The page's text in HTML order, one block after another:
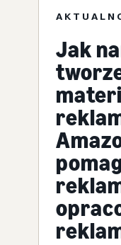
Jak